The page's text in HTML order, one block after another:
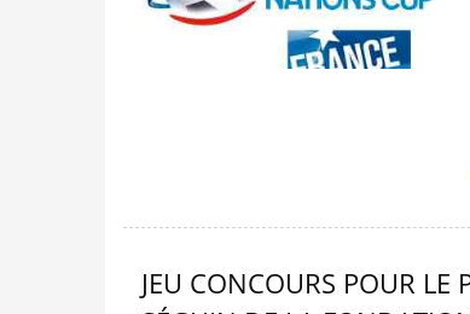
JEU CONCOURS POUR LE